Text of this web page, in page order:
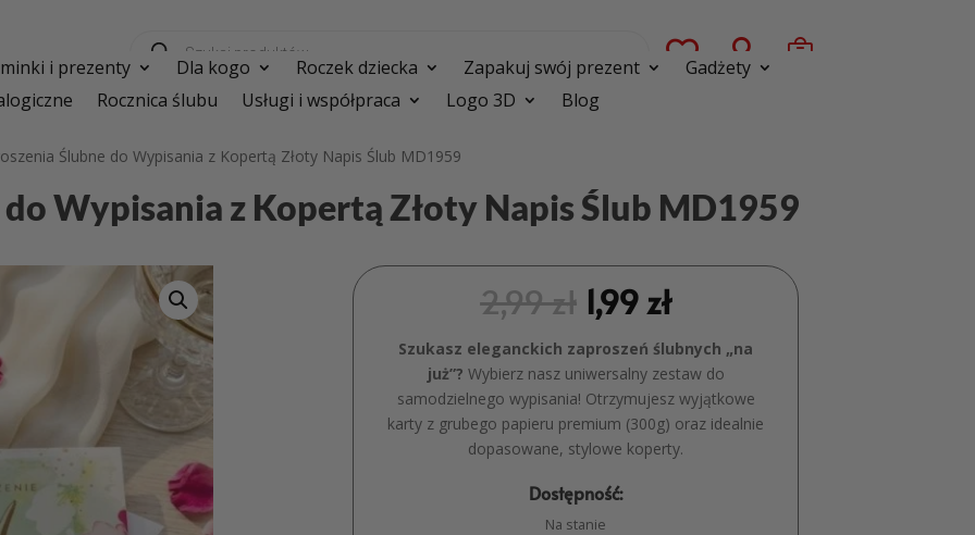
produktów   
i prezenty Dla kogo Roczek dziecka Zapakuj swój prezent
Gadżety
Rocznica ślubu Usługi i współpraca Logo 3D Blog
Ślubne do Wypisania z Kopertą Złoty Napis Ślub MD1959
Wypisania z Kopertą Złoty Napis Ślub MD1959
2,99zł 1,99zł
Szukasz eleganckich zaproszeń ślubnych „na
już”? Wybierz nasz uniwersalny zestaw do
samodzielnego wypisania! Otrzymujesz wyjątkowe
karty z grubego papieru premium (300g) oraz idealnie
dopasowane, stylowe koperty.
Dostępność:
Na stanie